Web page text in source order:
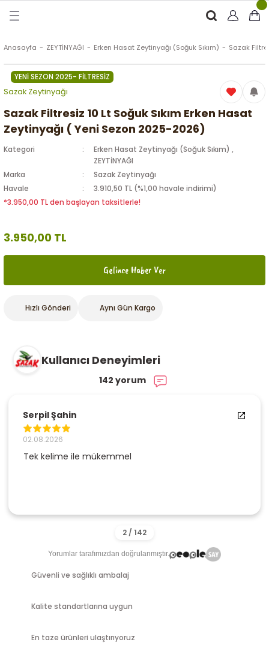
(Soğuk Sıkım)
Kolonyası
Anasayfa ZEYTİNYAĞI Erken Hasat Zeytinyağı (Soğuk Sıkım) Sazak
YENİ SEZON 2025- FİLTRESİZ
Sazak Zeytinyağı
Sazak Filtresiz 10 Lt Soğuk Sıkım Erken Hasat
Zeytinyağı ( Yeni Sezon 2025-2026)
Kategori Erken Hasat Zeytinyağı (Soğuk Sıkım) ,
ZEYTİNYAĞI
Marka
Sazak Zeytinyağı
Havale
3.910,50 TL (%1,00 havale indirimi)
*3.950,00 TL den başlayan taksitlerle!
3.950,00 TL
Gelince Haber Ver
Hızlı Gönderi Aynı Gün Kargo
Kullanıcı Deneyimleri
142 yorum
Serpil Şahin
02.08.2026
Tek kelime ile mükemmel
Yorumlar tarafımızdan doğrulanmıştır.
Güvenli ve sağlıklı ambalaj
Kalite standartlarına uygun
En taze ürünleri ulaştırıyoruz